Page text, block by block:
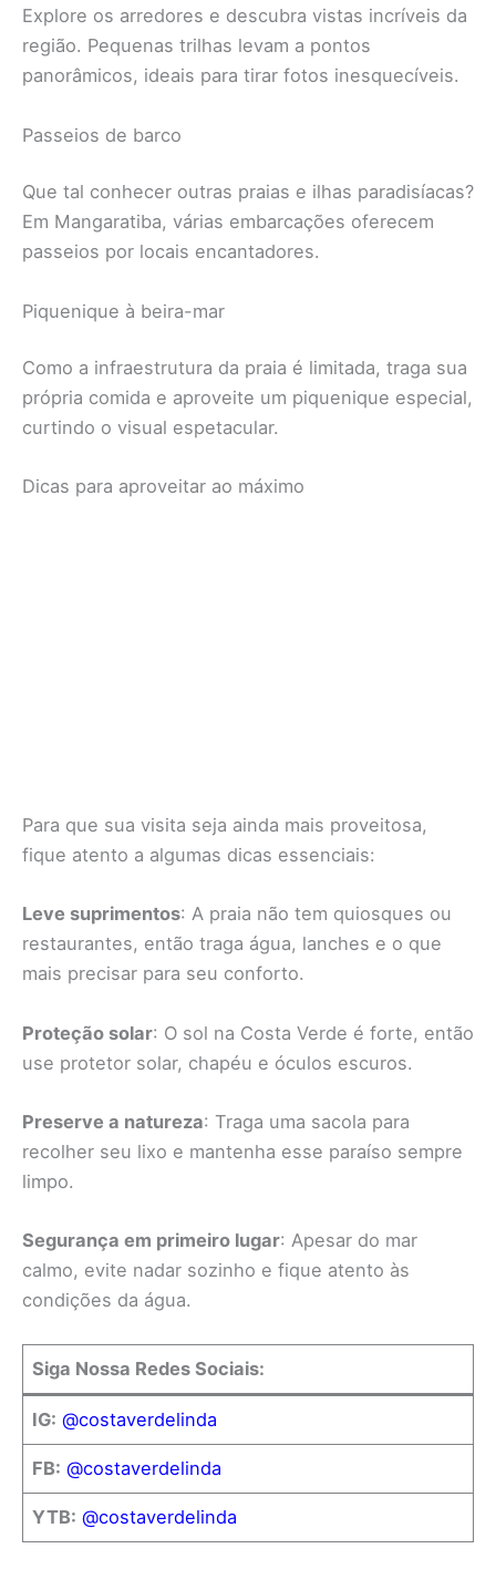
Explore os arredores e descubra vistas incríveis da
região. Pequenas trilhas levam a pontos
panorâmicos, ideais para tirar fotos inesquecíveis.
Passeios de barco
Que tal conhecer outras praias e ilhas paradisíacas?
Em Mangaratiba, várias embarcações oferecem
passeios por locais encantadores.
Piquenique à beira-mar
Como a infraestrutura da praia é limitada, traga sua
própria comida e aproveite um piquenique especial,
curtindo o visual espetacular.
Dicas para aproveitar ao máximo
Para que sua visita seja ainda mais proveitosa,
fique atento a algumas dicas essenciais:
Leve suprimentos: A praia não tem quiosques ou
restaurantes, então traga água, lanches e o que
mais precisar para seu conforto.
Proteção solar: O sol na Costa Verde é forte, então
use protetor solar, chapéu e óculos escuros.
Preserve a natureza: Traga uma sacola para
recolher seu lixo e mantenha esse paraíso sempre
limpo.
Segurança em primeiro lugar: Apesar do mar
calmo, evite nadar sozinho e fique atento às
condições da água.
Siga Nossa Redes Sociais:
IG: @costaverdelinda
FB: @costaverdelinda
YTB: @costaverdelinda